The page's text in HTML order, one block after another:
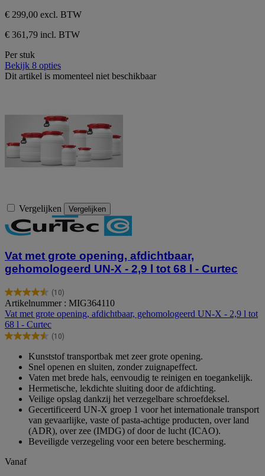
€ 299,00 excl. BTW
€ 361,79 incl. BTW
Per stuk
Bekijk 8 opties
Dit artikel is momenteel niet beschikbaar
Vergelijken Vergelijken
Vat met grote opening, afdichtbaar,
gehomologeerd UN-X - 2,9 l tot 68 l - Curtec
(10)
4.5
van
de
5
sterren.
beoordelingen
Artikelnummer : MIG364110
Vat met grote opening, afdichtbaar, gehomologeerd UN-X - 2,9 l tot
68 l - Curtec
(10)
4.5
sterren.
beoordelingen
Kunststof transportbak met zeer grote opening.
Snel openen en sluiten, zonder zuignapeffect.
Vaten met brede hals, eenvoudig te reinigen en toegankelijk.
Hermetische, lekdichte sluiting door de afdichting.
Veilige opslag dankzij het verzegelbare schroefdeksel.
Gecertificeerd UN-X groep 1 voor het internationale transport
van gevaarlijke, vaste of pasta-achtige producten, over land
(ADR), over zee (IMDG) of door de lucht (ICAO).
Beveiligde verzegeling voor een betere bescherming.
Vanaf